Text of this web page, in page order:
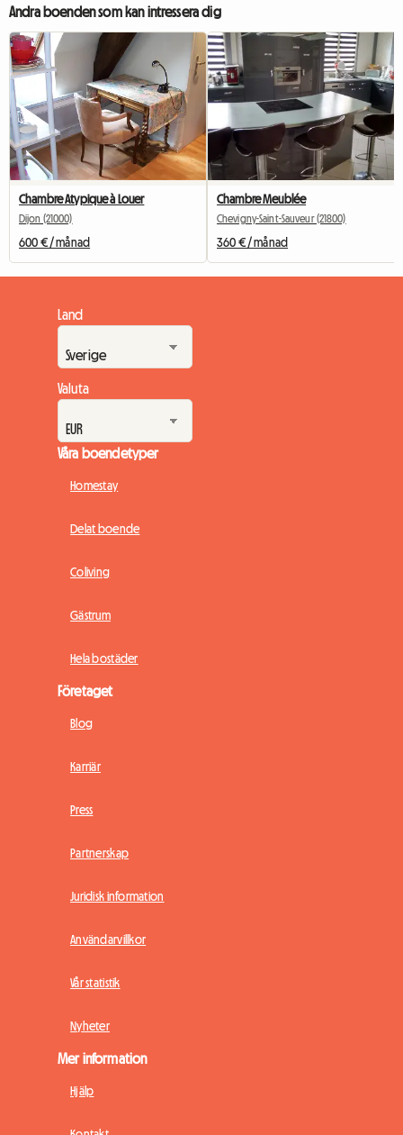
Andra boenden som kan intressera dig
Chambre Atypique à Louer
Dijon (21000)
600 € / månad
Chambre Meublée
Chevigny-Saint-Sauveur (21800)
360 € / månad
Land
Valuta
Våra boendetyper
Homestay
Delat boende
Coliving
Gästrum
Hela bostäder
Företaget
Blog
Karriär
Press
Partnerskap
Juridisk information
Användarvillkor
Vår statistik
Nyheter
Mer information
Hjälp